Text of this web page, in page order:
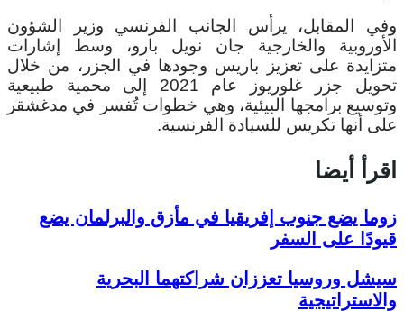
وفي المقابل، يرأس الجانب الفرنسي وزير الشؤون
الأوروبية والخارجية جان نويل بارو، وسط إشارات
متزايدة على تعزيز باريس وجودها في الجزر، من خلال
تحويل جزر غلوريوز عام 2021 إلى محمية طبيعية
وتوسيع برامجها البيئية، وهي خطوات تُفسر في مدغشقر
على أنها تكريس للسيادة الفرنسية.
اقرأ أيضا
زوما يضع جنوب إفريقيا في مأزق والبرلمان يضع
قيودًا على السفر
سيشل وروسيا تعززان شراكتهما البحرية
والاستراتيجية